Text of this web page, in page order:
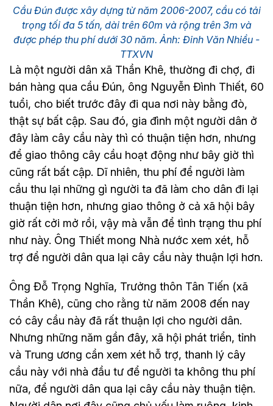
Cầu Đún được xây dựng từ năm 2006-2007, cầu có tải
trọng tối đa 5 tấn, dài trên 60m và rộng trên 3m và
được phép thu phí dưới 30 năm. Ảnh: Đinh Văn Nhiều -
TTXVN
Là một người dân xã Thần Khê, thường đi chợ, đi
bán hàng qua cầu Đún, ông Nguyễn Đình Thiết, 60
tuổi, cho biết trước đây đi qua nơi này bằng đò,
thật sự bất cập. Sau đó, gia đình một người dân ở
đây làm cây cầu này thì có thuận tiện hơn, nhưng
để giao thông cây cầu hoạt động như bây giờ thì
cũng rất bất cập. Dĩ nhiên, thu phí để người làm
cầu thu lại những gì người ta đã làm cho dân đi lại
thuận tiện hơn, nhưng giao thông ở cả xã hội bây
giờ rất cởi mở rồi, vậy mà vẫn để tình trạng thu phí
như này. Ông Thiết mong Nhà nước xem xét, hỗ
trợ để người dân qua lại cây cầu này thuận lợi hơn.
Ông Đỗ Trọng Nghĩa, Trưởng thôn Tân Tiến (xã
Thần Khê), cũng cho rằng từ năm 2008 đến nay
có cây cầu này đã rất thuận lợi cho người dân.
Nhưng những năm gần đây, xã hội phát triển, tỉnh
và Trung ương cần xem xét hỗ trợ, thanh lý cây
cầu này với nhà đầu tư để người ta không thu phí
nữa, để người dân qua lại cây cầu này thuận tiện.